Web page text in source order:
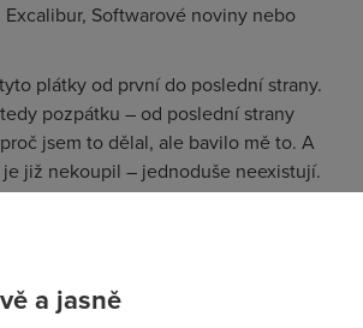
Softwarové noviny nebo
plátky od první do poslední strany.
pozpátku – od poslední strany
jsem to dělal, ale bavilo mě to. A
je již nekoupil – jednoduše neexistují.
selekci. Přežily jen ty silnější
Darwin aplikovaný do publicistiky.
Internet již nebyl jen
a na vysokých školách, ale dostal
a jasně